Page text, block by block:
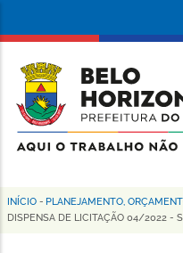
conteúdo
principal
da
Prefeitura
de
Horizonte
Trilha
INÍCIO - PLANEJAMENTO,
DISPENSA DE LICITAÇÃO 04/2022 -